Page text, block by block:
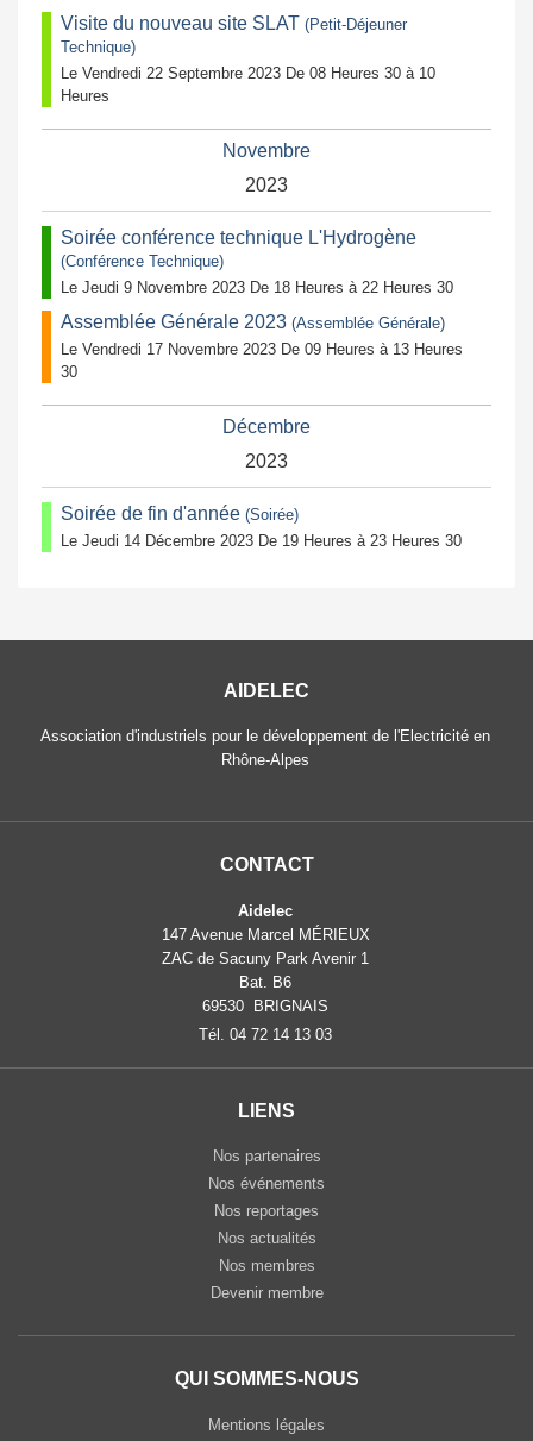
Visite du nouveau site SLAT (Petit-Déjeuner
Technique)
Le Vendredi 22 Septembre 2023 De 08 Heures 30 à 10
Heures
Novembre
2023
Soirée conférence technique L'Hydrogène
(Conférence Technique)
Le Jeudi 9 Novembre 2023 De 18 Heures à 22 Heures 30
Assemblée Générale 2023 (Assemblée Générale)
Le Vendredi 17 Novembre 2023 De 09 Heures à 13 Heures
30
Décembre
2023
Soirée de fin d'année (Soirée)
Le Jeudi 14 Décembre 2023 De 19 Heures à 23 Heures 30
AIDELEC
Association d'industriels pour le développement de l'Electricité en
Rhône-Alpes
CONTACT
Aidelec
147 Avenue Marcel MÉRIEUX
ZAC de Sacuny Park Avenir 1
Bat. B6
69530 BRIGNAIS
Tél. 04 72 14 13 03
LIENS
Nos partenaires
Nos événements
Nos reportages
Nos actualités
Nos membres
Devenir membre
QUI SOMMES-NOUS
Mentions légales